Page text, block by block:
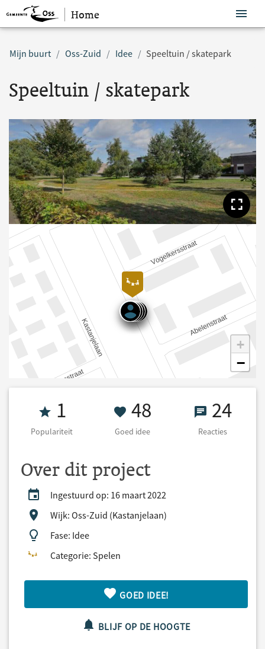
Sla navigatie over
Home
Mijn buurt Oss-Zuid Idee Speeltuin / skatepark
Speeltuin / skatepark
+
−
Populariteit 1
1
Populariteit
48 Goed idee
48
Goed idee
2424
Reacties
Over dit project
Ingestuurd op: 16 maart 2022
Wijk: Oss-Zuid (Kastanjelaan)
Fase: Idee
Categorie: Spelen
GOED IDEE!
BLIJF OP DE HOOGTE